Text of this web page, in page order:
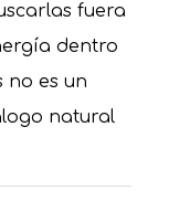
fuera
dentro
no es un
natural